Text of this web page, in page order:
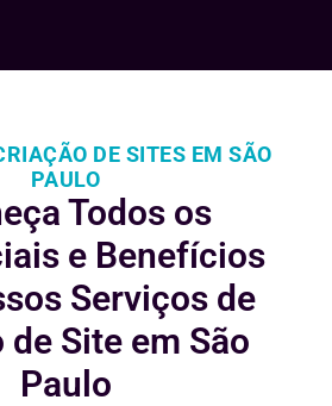
DE SITES EM SÃO
PAULO
Todos os
e Benefícios
Serviços de
de Site em São
Paulo